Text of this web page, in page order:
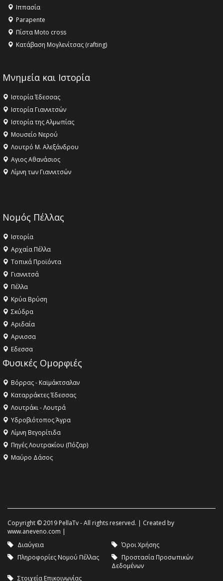
Ιππασία
Parapente
Πίστα Moto cross
Κατάβαση Μογλενίτσας (rafting)
Μνημεία και Ιστορία
Ιστορία Έδεσσας
Ιστορία Γιαννιτσών
Ιστορία της Αλμωπίας
Μουσείο Νερού
Λουτρό Μ. Αλεξάνδρου
Αγιος Αθανάσιος
Λίμνη των Γιαννιτσών
Νομός Πέλλας
Ιστορία
Αρχαία Πέλλα
Τοπικά Προϊόντα
Γιαννιτσά
Πέλλα
Κρύα Βρύση
Σκύδρα
Αριδαία
Aρνισσα
Eδεσσα
Φυσικές Ομορφιές
Βόρρας - Καϊμάκτσαλαν
Καταρράκτες Έδεσσας
Λουτράκι - Λουτρά
Υδροβιότοπος Άγρα
Λίμνη Βεγορίτιδα
Πηγές Λουτρακίου (Πόζαρ)
Μαύρο Δάσος
Copyright © 2019 PellaTv - All rights reserved. | Created by
www.aneveno.com |
Διαύγεια
Όροι Χρήσης
Πληροφορίες Νομού Πέλλας
Προστασία Προσωπικών
Δεδομένων
Στοιχεία Επικοινωνίας